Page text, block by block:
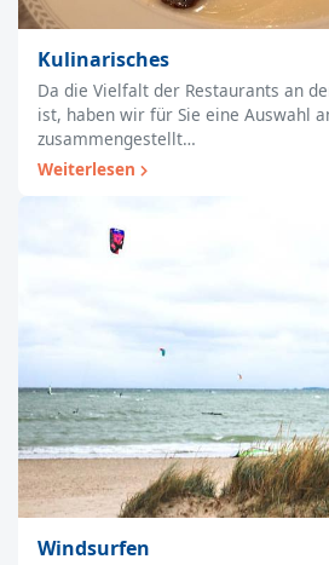
Kulinarisches
Da die Vielfalt der Restaurants an
ist, haben wir für Sie eine Auswahl
zusammengestellt…
Weiterlesen
Windsurfen